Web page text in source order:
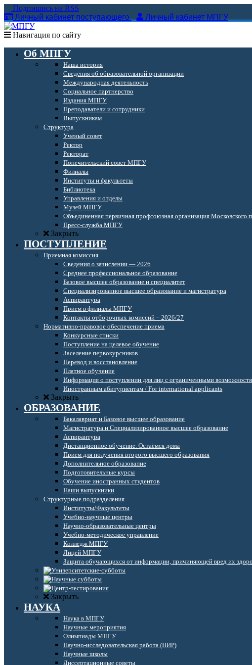
Подпишись на RSS
Личный кабинет поступающего
Личный кабинет МПГУ
Навигация по сайту
Об МПГУ
Наша история
Сведения об образовательной организации
Международная деятельность
Социальное партнерство
Издания МПГУ
Преподаватели и сотрудники
Выпускникам
Структура
Ученый совет
Ректор
Ректорат
Попечительский совет МПГУ
Филиалы
Институты и факультеты
Библиотека
Управления и отделы
Музей МПГУ
Объединенная первичная профсоюзная организация
Пресс-служба МПГУ
Закрыть
ПОСТУПЛЕНИЕ
Приемная комиссия
Сведения о зачислении — 2026
Среднее профессиональное образование
Базовое высшее образование и специалитет
Специализированное высшее образование и магистратура
Аспирантура
Прием в филиалы МПГУ
Контакты отборочных комиссий – 2026/27
Нормативно-правовое обеспечение приема
Конкурсные списки
Поступление на целевое обучение
Заселение первокурсников
Перевод и восстановление
Платное обучение
Информация о поступлении для лиц с ограниченными
Иностранным абитуриентам / For international applicants
Закрыть
ОБРАЗОВАНИЕ
Бакалавриат и Базовое высшее образование
Магистратура и Специализированное высшее образование
Аспирантура
Дистанционное обучение. Остаёмся дома
Прием для получения второго высшего образования
Дополнительное образование
Подготовительные курсы
Обучение иностранных студентов
Наши выпускники
Структурные подразделения
Институты/Факультеты
Учебно-научные центры
Научно-образовательные центры
Учебно-методическое управление
Колледж МПГУ
Лицей МПГУ
Защита обучающихся от информации, причиняющей вред их
Закрыть
НАУКА
Наука в МПГУ
Научные мероприятия
Олимпиады МПГУ
Научно-исследовательская работа (НИР)
Научные школы
Диссертационные советы